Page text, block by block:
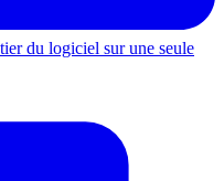
du logiciel sur une seule